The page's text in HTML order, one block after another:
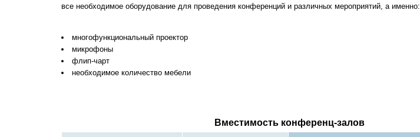
все необходимое оборудование для проведения конференций и различных мероприятий, а именно:
многофункциональный проектор
микрофоны
флип-чарт
необходимое количество мебели
Вместимость конференц-залов